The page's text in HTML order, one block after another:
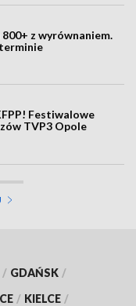
z wyrównaniem.
Festiwalowe
TVP3 Opole
/ GDAŃSK /
/ KIELCE /